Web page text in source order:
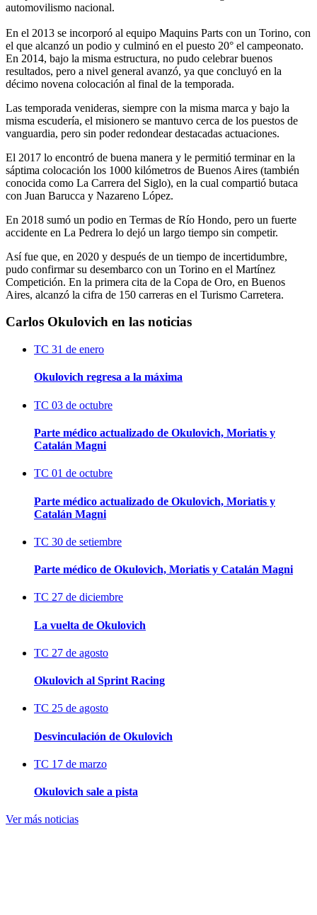
automovilismo nacional.
En el 2013 se incorporó al equipo Maquins Parts con un Torino, con
el que alcanzó un podio y culminó en el puesto 20° el campeonato.
En 2014, bajo la misma estructura, no pudo celebrar buenos
resultados, pero a nivel general avanzó, ya que concluyó en la
décimo novena colocación al final de la temporada.
Las temporada venideras, siempre con la misma marca y bajo la
misma escudería, el misionero se mantuvo cerca de los puestos de
vanguardia, pero sin poder redondear destacadas actuaciones.
El 2017 lo encontró de buena manera y le permitió terminar en la
sáptima colocación los 1000 kilómetros de Buenos Aires (también
conocida como La Carrera del Siglo), en la cual compartió butaca
con Juan Barucca y Nazareno López.
En 2018 sumó un podio en Termas de Río Hondo, pero un fuerte
accidente en La Pedrera lo dejó un largo tiempo sin competir.
Así fue que, en 2020 y después de un tiempo de incertidumbre,
pudo confirmar su desembarco con un Torino en el Martínez
Competición. En la primera cita de la Copa de Oro, en Buenos
Aires, alcanzó la cifra de 150 carreras en el Turismo Carretera.
Carlos Okulovich en las noticias
TC 31 de enero
Okulovich regresa a la máxima
TC 03 de octubre
Parte médico actualizado de Okulovich, Moriatis y
Catalán Magni
TC 01 de octubre
Parte médico actualizado de Okulovich, Moriatis y
Catalán Magni
TC 30 de setiembre
Parte médico de Okulovich, Moriatis y Catalán Magni
TC 27 de diciembre
La vuelta de Okulovich
TC 27 de agosto
Okulovich al Sprint Racing
TC 25 de agosto
Desvinculación de Okulovich
TC 17 de marzo
Okulovich sale a pista
Ver más noticias